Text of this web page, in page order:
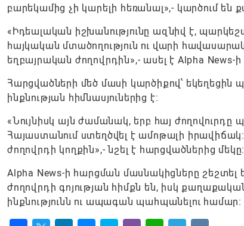
բարեկամից չի կարելի հեռանալ»,- կարծում են
«Իդեալական իշխանությունը ազնիվ է,
հայկական մտածողություն ու վարի
եղբայրական ժողովրդին»,- ասել է Alpha
Հարցվածների մեծ մասի կարծիքով՝ եկեղեցին
ինքնության հիմնասյուներից է։
«Նույնիսկ այն ժամանակ, երբ հայ ժողովուրդը
Հայաստանում ստեղծվել է ամոթալի
ժողովրդի կողքին»,- նշել է հարցվածներից մեկը։
Alpha News-ի հարցման մասնակիցները
ժողովրդի գոյության հիմքն են, իսկ
ինքնությունն ու ապագան պահպանելու համար։